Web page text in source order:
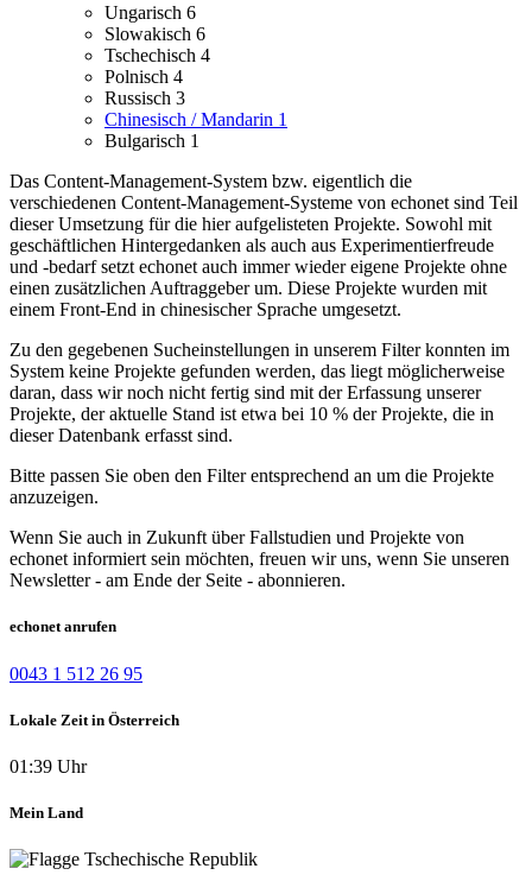
Ungarisch 6
Slowakisch 6
Tschechisch 4
Polnisch 4
Russisch 3
Chinesisch / Mandarin 1
Bulgarisch 1
Das Content-Management-System bzw. eigentlich die
verschiedenen Content-Management-Systeme von echonet sind Teil
dieser Umsetzung für die hier aufgelisteten Projekte. Sowohl mit
geschäftlichen Hintergedanken als auch aus Experimentierfreude
und -bedarf setzt echonet auch immer wieder eigene Projekte ohne
einen zusätzlichen Auftraggeber um. Diese Projekte wurden mit
einem Front-End in chinesischer Sprache umgesetzt.
Zu den gegebenen Sucheinstellungen in unserem Filter konnten im
System keine Projekte gefunden werden, das liegt möglicherweise
daran, dass wir noch nicht fertig sind mit der Erfassung unserer
Projekte, der aktuelle Stand ist etwa bei 10 % der Projekte, die in
dieser Datenbank erfasst sind.
Bitte passen Sie oben den Filter entsprechend an um die Projekte
anzuzeigen.
Wenn Sie auch in Zukunft über Fallstudien und Projekte von
echonet informiert sein möchten, freuen wir uns, wenn Sie unseren
Newsletter - am Ende der Seite - abonnieren.
echonet anrufen
0043 1 512 26 95
Lokale Zeit in Österreich
01:39 Uhr
Mein Land